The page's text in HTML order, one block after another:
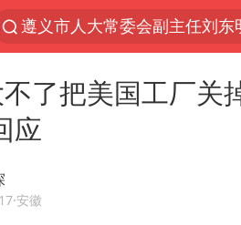
遵义市人大常委会副主任刘东
泰交通部副部长回应中国游客
Meta被判支付5.67亿美元
男子结婚8年3个女儿均非亲生
了把美国工厂关
应
·安徽